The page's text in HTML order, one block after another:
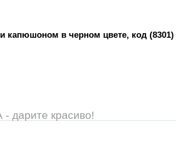
капюшоном в черном цвете, код (8301)
красиво!